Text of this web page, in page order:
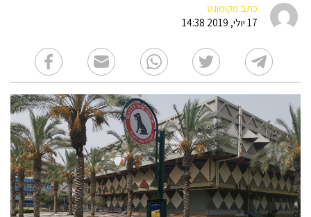
כתב מקומונט
17 יולי, 2019 14:38